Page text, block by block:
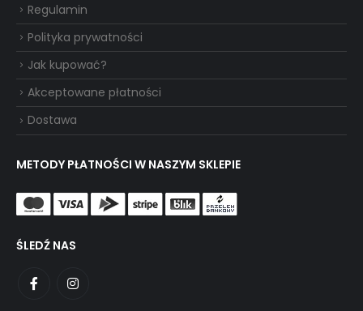
Regulamin
Polityka prywatności
Jak kupować?
Akceptowane płatności
Dostawa
METODY PŁATNOŚCI W NASZYM SKLEPIE
ŚLEDŹ NAS